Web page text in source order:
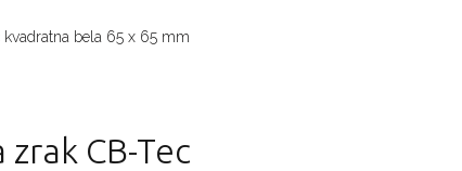
kvadratna bela 65 x 65 mm
CB-Tec